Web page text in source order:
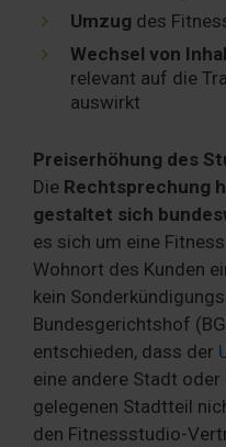
Umzug des
Wechsel von
relevant auf die
auswirkt
Preiserhöhung des
Die Rechtsprechung
gestaltet sich
es sich um eine
Wohnort des Kunden
kein
Bundesgerichtshof
entschieden, dass der
eine andere Stadt
gelegenen Stadtteil
den Fitnessstudio-